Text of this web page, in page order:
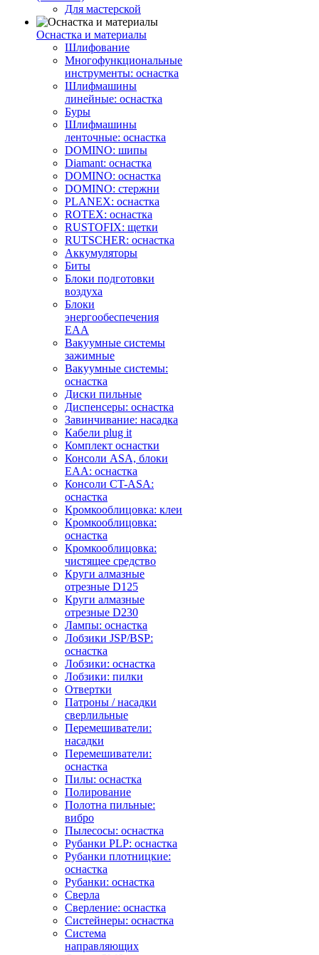
Для мастерской
Оснастка и материалы
Шлифование
Многофункциональные
инструменты: оснастка
Шлифмашины
линейные: оснастка
Буры
Шлифмашины
ленточные: оснастка
DOMINO: шипы
Diamant: оснастка
DOMINO: оснастка
DOMINO: стержни
PLANEX: оснастка
ROTEX: оснастка
RUSTOFIX: щетки
RUTSCHER: оснастка
Аккумуляторы
Биты
Блоки подготовки
воздуха
Блоки
энергообеспечения
EAA
Вакуумные системы
зажимные
Вакуумные системы:
оснастка
Диски пильные
Диспенсеры: оснастка
Завинчивание: насадка
Кабели plug it
Комплект оснастки
Консоли ASA, блоки
EAA: оснастка
Консоли CT-ASA:
оснастка
Кромкооблицовка: клеи
Кромкооблицовка:
оснастка
Кромкооблицовка:
чистящее средство
Круги алмазные
отрезные D125
Круги алмазные
отрезные D230
Лампы: оснастка
Лобзики JSP/BSP:
оснастка
Лобзики: оснастка
Лобзики: пилки
Отвертки
Патроны / насадки
сверлильные
Перемешиватели:
насадки
Перемешиватели:
оснастка
Пилы: оснастка
Полирование
Полотна пильные:
вибро
Пылесосы: оснастка
Рубанки PLP: оснастка
Рубанки плотницкие:
оснастка
Рубанки: оснастка
Сверла
Сверление: оснастка
Систейнеры: оснастка
Система
направляющих